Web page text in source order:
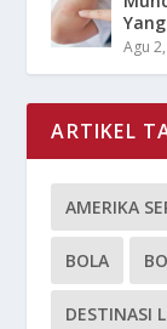
Agu
ARTIKEL
AMERIKA
BOLA
DESTINASI